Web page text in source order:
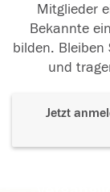
Mitglieder
Bekannte
bilden.
und
Jetzt